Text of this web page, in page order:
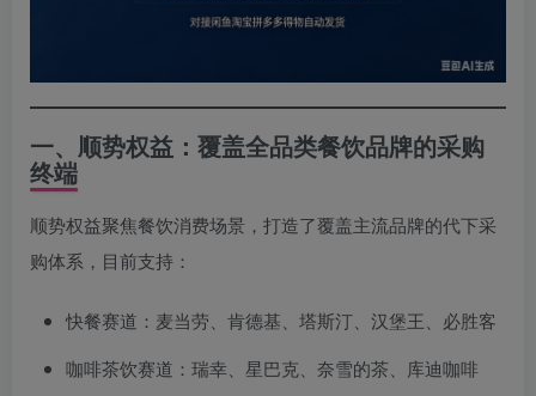
一、顺势权益：覆盖全品类餐饮品牌的采购
终端
顺势权益聚焦餐饮消费场景，打造了覆盖主流品牌的代下采
购体系，目前支持：
快餐赛道：麦当劳、肯德基、塔斯汀、汉堡王、必胜客
咖啡茶饮赛道：瑞幸、星巴克、奈雪的茶、库迪咖啡